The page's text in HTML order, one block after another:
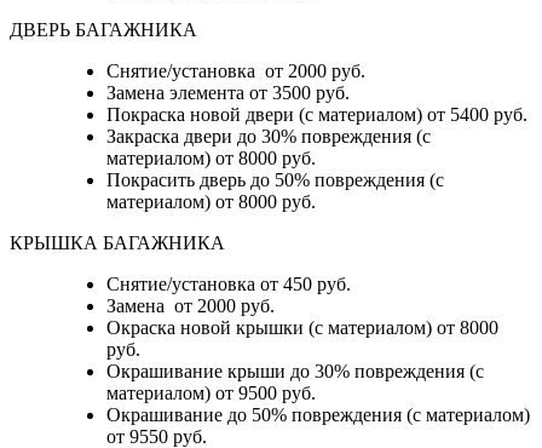
ДВЕРЬ БАГАЖНИКА
Снятие/установка от 2000 руб.
Замена элемента от 3500 руб.
Покраска новой двери (с материалом) от 5400 руб.
Закраска двери до 30% повреждения (с
материалом) от 8000 руб.
Покрасить дверь до 50% повреждения (с
материалом) от 8000 руб.
КРЫШКА БАГАЖНИКА
Снятие/установка от 450 руб.
Замена от 2000 руб.
Окраска новой крышки (с материалом) от 8000
руб.
Окрашивание крыши до 30% повреждения (с
материалом) от 9500 руб.
Окрашивание до 50% повреждения (с материалом)
от 9550 руб.